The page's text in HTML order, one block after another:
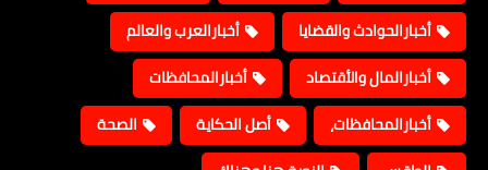
أخبارالحوادث والقضايا
أخبارالعرب والعالم
أخبارالمال والأقتصاد
أخبارالمحافظات
أخبارالمحافظات،
أصل الحكاية
الصحة